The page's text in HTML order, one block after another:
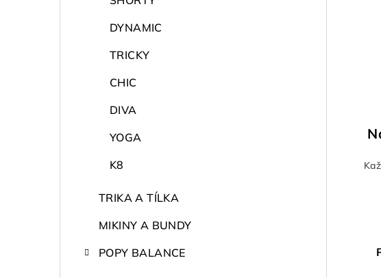
DYNAMIC
TRICKY
CHIC
DIVA
YOGA
K8
TRIKA A TÍLKA
MIKINY A BUNDY
POPY BALANCE